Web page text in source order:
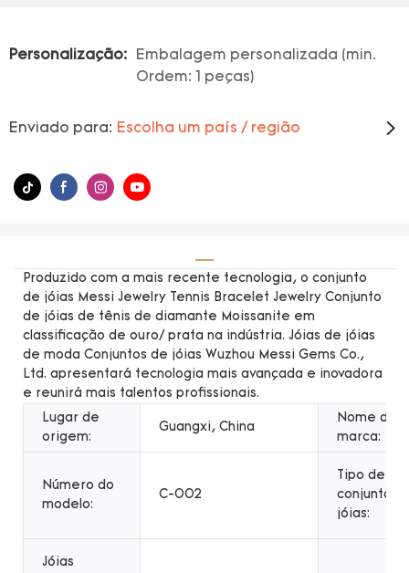
Personalização:
Embalagem personalizada (min.
Ordem: 1 peças)
Enviado para: Escolha um país / região
Produzido com a mais recente tecnologia, o conjunto
de jóias Messi Jewelry Tennis Bracelet Jewelry Conjunto
de jóias de tênis de diamante Moissanite em
classificação de ouro/ prata na indústria. Jóias de jóias
de moda Conjuntos de jóias Wuzhou Messi Gems Co.,
Ltd. apresentará tecnologia mais avançada e inovadora
e reunirá mais talentos profissionais.
Lugar de
origem:
Guangxi, China
Nome da
marca:
Número do
modelo:
C-002
Tipo de
conjuntos
jóias:
Jóias